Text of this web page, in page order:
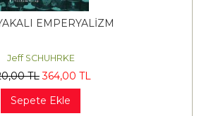
EMPERYALİZM
Jeff SCHUHRKE
,00TL 364,00 TL
Sepete Ekle